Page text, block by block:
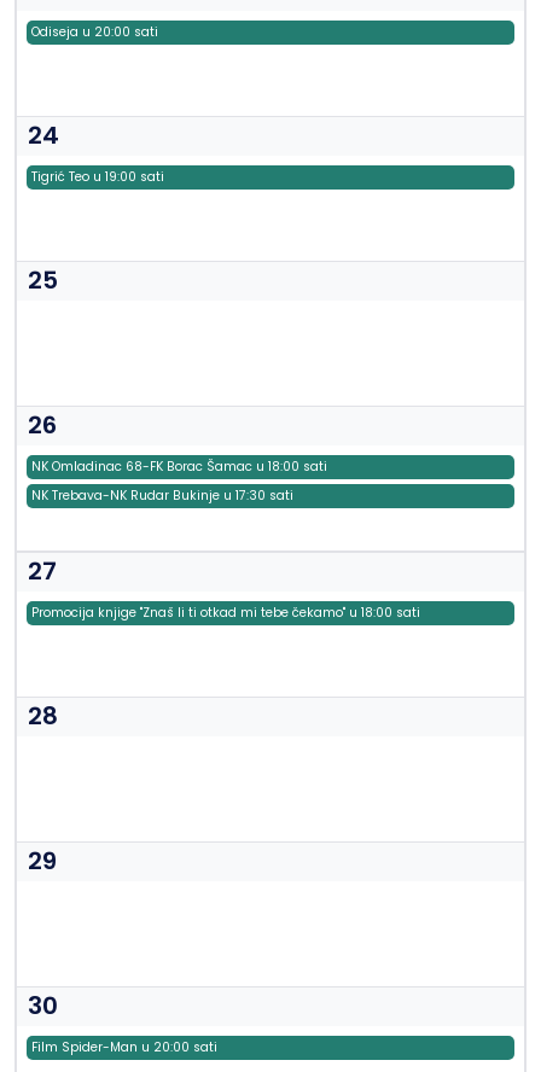
Odiseja u 20:00 sati
24
Tigrić Teo u 19:00 sati
25
26
NK Omladinac 68-FK Borac Šamac u 18:00 sati
NK Trebava-NK Rudar Bukinje u 17:30 sati
27
Promocija knjige "Znaš li ti otkad mi tebe čekamo" u 18:00 sati
28
29
30
Film Spider-Man u 20:00 sati